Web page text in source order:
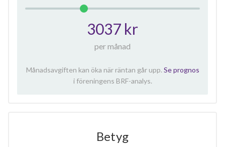
3037 kr
per månad
Månadsavgiften kan öka när räntan går upp. Se prognos
i föreningens BRF-analys.
Betyg